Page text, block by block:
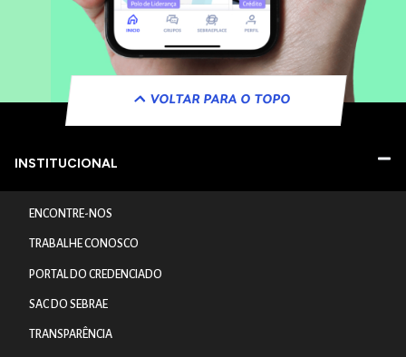
VOLTAR PARA O TOPO
INSTITUCIONAL
ENCONTRE-NOS
TRABALHE CONOSCO
PORTAL DO CREDENCIADO
SAC DO SEBRAE
TRANSPARÊNCIA